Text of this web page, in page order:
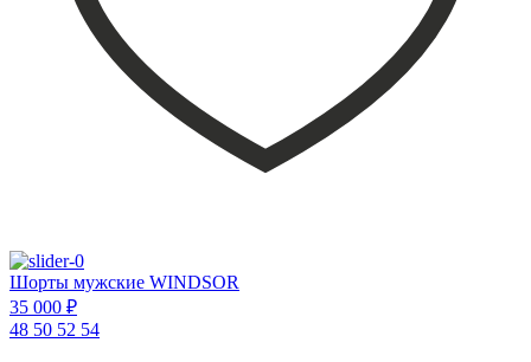
Шорты мужские WINDSOR
35 000 ₽
48 50 52 54